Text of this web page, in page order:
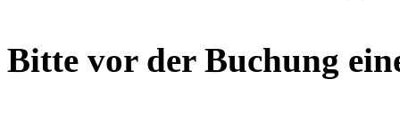
Bitte vor der Buchung